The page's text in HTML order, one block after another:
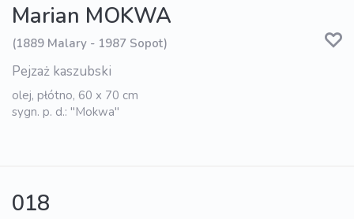
Marian MOKWA
(1889 Malary - 1987 Sopot)
Pejzaż kaszubski
olej, płótno, 60 x 70 cm
sygn. p. d.: "Mokwa"
018